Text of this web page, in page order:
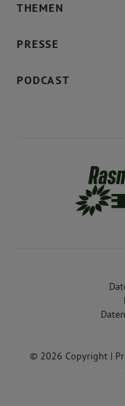
THEMEN
PRESSE
PODCAST
© 2026 Copyright |